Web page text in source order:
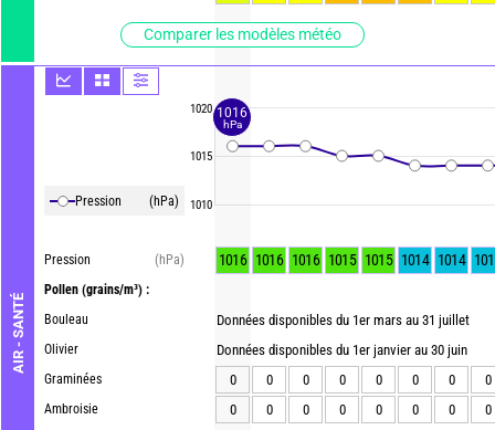
Comparer les modèles météo
AIR - SANTÉ
Pression (hPa)
Pression
(hPa)
Pollen (grains/m³) :
Bouleau
Olivier
Graminées
Ambroisie
1020
1015
1010
1016 1016 1016 1015 1015 1014 1014
Données disponibles du 1er mars au 31 juillet
Données disponibles du 1er janvier au 30 juin
0
0 0 0 0 0 0
0
0
0 0 0 0 0 0 0
1016
hPa